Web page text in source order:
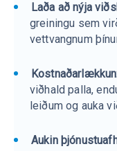
Laða að nýja
greiningu sem
vettvangnum
viðhald palla,
leiðum og auka
Aukin